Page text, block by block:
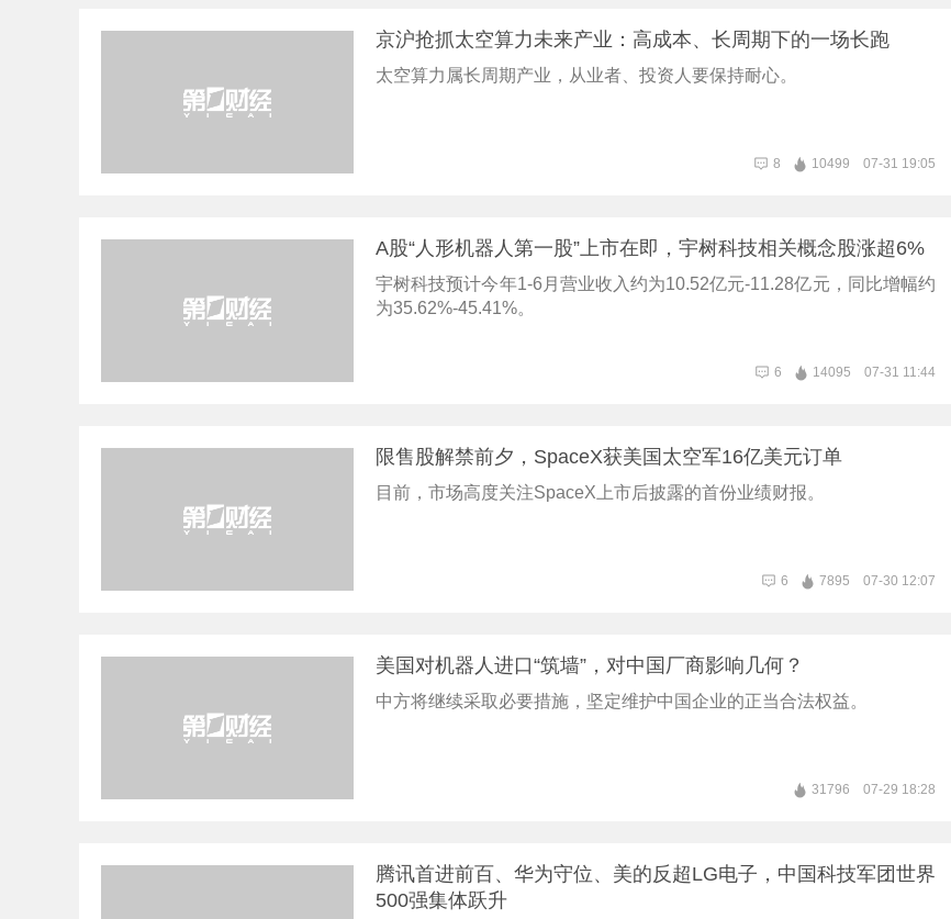
京沪抢抓太空算力未来产业：高成本、长周期下的一场长跑
太空算力属长周期产业，从业者、投资人要保持耐心。
8 10499 07-31 19:05
A股“人形机器人第一股”上市在即，宇树科技相关概念股涨超6%
宇树科技预计今年1-6月营业收入约为10.52亿元-11.28亿元，同比增幅约
为35.62%-45.41%。
6 14095 07-31 11:44
限售股解禁前夕，SpaceX获美国太空军16亿美元订单
目前，市场高度关注SpaceX上市后披露的首份业绩财报。
6 7895 07-30 12:07
美国对机器人进口“筑墙”，对中国厂商影响几何？
中方将继续采取必要措施，坚定维护中国企业的正当合法权益。
31796 07-29 18:28
腾讯首进前百、华为守位、美的反超LG电子，中国科技军团世界
500强集体跃升